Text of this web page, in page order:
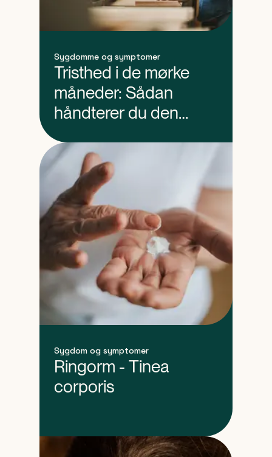
Sygdomme og symptomer
Tristhed i de mørke
måneder: Sådan
håndterer du den
Sygdom og symptomer
Ringorm - Tinea
corporis